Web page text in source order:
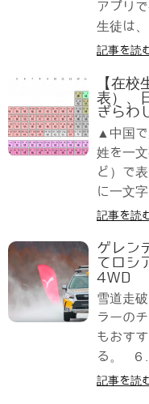
アプリ
生徒は、
記事を読
【在
表）、
ぎらわ
▲中国
姓を一
ど）で
に一文字
記事を読
ゲレン
てロシ
4WD
雪道走
ラーの
もおす
る。 ６...
記事を読